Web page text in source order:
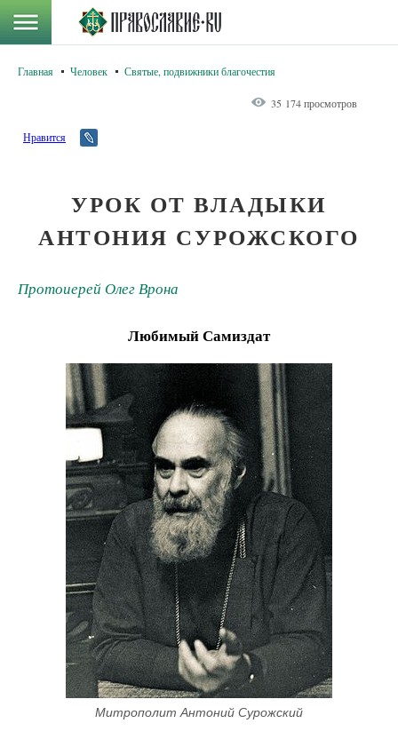
Главная Человек Святые, подвижники благочестия
35 174 просмотров
Нравится
УРОК ОТ ВЛАДЫКИ
АНТОНИЯ СУРОЖСКОГО
Протоиерей Олег Врона
Любимый Самиздат
Митрополит Антоний Сурожский